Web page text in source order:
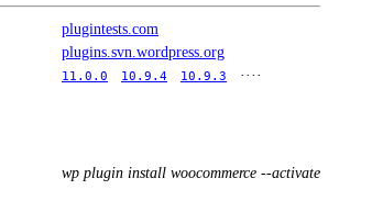
plugintests.com
plugins.svn.wordpress.org
11.0.0 10.9.4 10.9.3 ····
wp plugin install woocommerce --activate